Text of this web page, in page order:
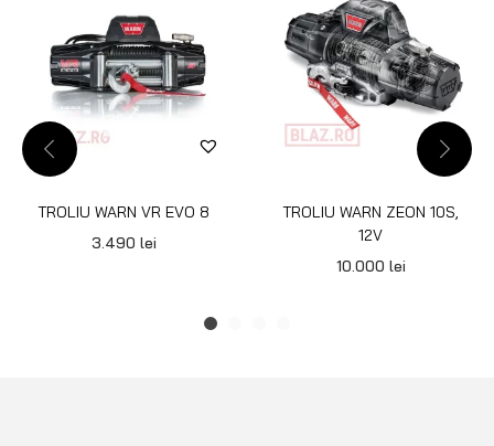
TROLIU WARN VR EVO 8
3.490 lei
TROLIU WARN ZEON 10S,
12V
10.000 lei